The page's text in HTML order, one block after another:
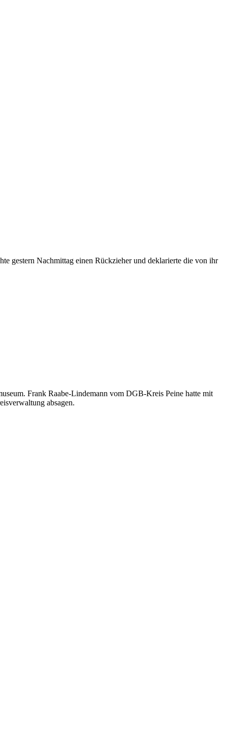
gestern Nachmittag einen Rückzieher und deklarierte die von ihr
Frank Raabe-Lindemann vom DGB-Kreis Peine hatte mit
absagen.